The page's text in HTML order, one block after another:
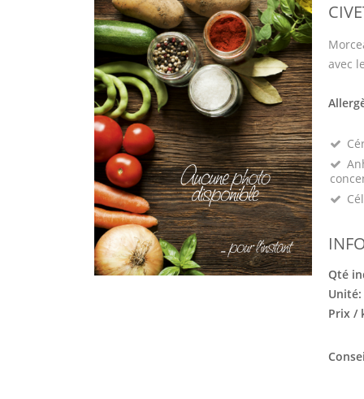
avec
Qté
Unité:
Prix /